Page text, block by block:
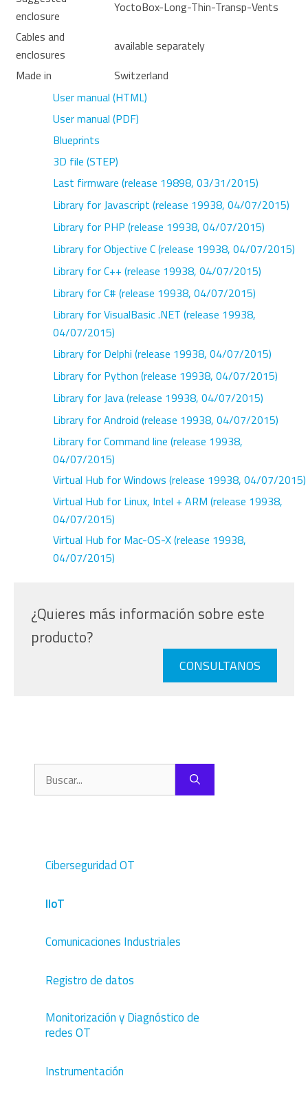
enclosure
YoctoBox-Long-Thin-Transp-Vents
Cables and
enclosures
available separately
Made in
Switzerland
User manual (HTML)
User manual (PDF)
Blueprints
3D file (STEP)
Last firmware (release 19898, 03/31/2015)
Library for Javascript (release 19938, 04/07/2015)
Library for PHP (release 19938, 04/07/2015)
Library for Objective C(release 19938, 04/07/2015)
Library for C++ (release 19938, 04/07/2015)
Library for C# (release 19938, 04/07/2015)
Library for VisualBasic .NET (release 19938,
04/07/2015)
Library for Delphi (release 19938, 04/07/2015)
Library for Python (release 19938, 04/07/2015)
Library for Java(release 19938, 04/07/2015)
Library for Android (release 19938, 04/07/2015)
Library for Command line (release 19938,
04/07/2015)
Virtual Hub for Windows (release 19938, 04/07/2015)
Virtual Hub for Linux, Intel + ARM (release 19938,
04/07/2015)
Virtual Hub for Mac-OS-X(release 19938,
04/07/2015)
¿Quieres más información sobre este
producto?
CONSULTANOS
Buscar:
Ciberseguridad OT
IIoT
Comunicaciones Industriales
Registro de datos
Monitorización y Diagnóstico de
redes OT
Instrumentación